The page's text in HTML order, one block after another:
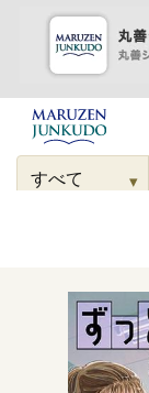
コンテンツに
進む
検
▾